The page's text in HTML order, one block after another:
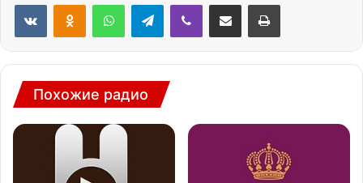
WhatsAppTelegramViber Поделиться через электронную почту Печатать
Похожие радио